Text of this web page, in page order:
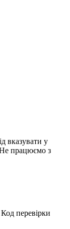
вказувати у
працюємо з
Код перевірки